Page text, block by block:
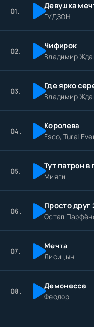
01. Девушка
ГУДЗОН
02. Чифирок
Владимир
03.
Владимир
04. Королева
Esco, Tural
05. Тут патрон в
Мияги
06. Просто друг
Остап
07. Мечта
Лисицын
08. Демонесса
Феодор